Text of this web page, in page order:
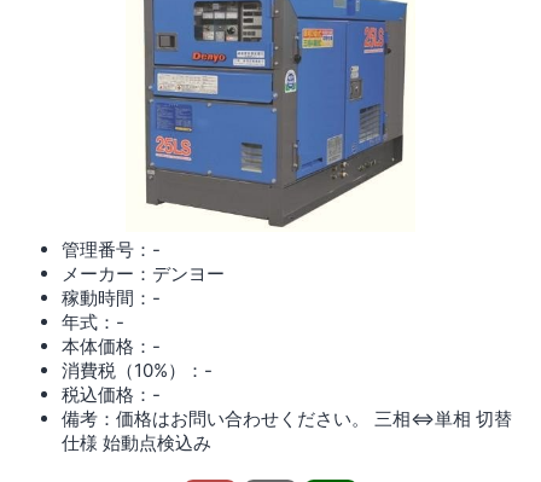
管理番号：-
メーカー：デンヨー
稼動時間：-
年式：-
本体価格：-
消費税（10%）：-
税込価格：-
備考：価格はお問い合わせください。 三相⇔単相 切替
仕様 始動点検込み